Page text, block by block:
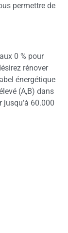
permettre de
0 % pour
rénover
énergétique
(A,B) dans
60.000